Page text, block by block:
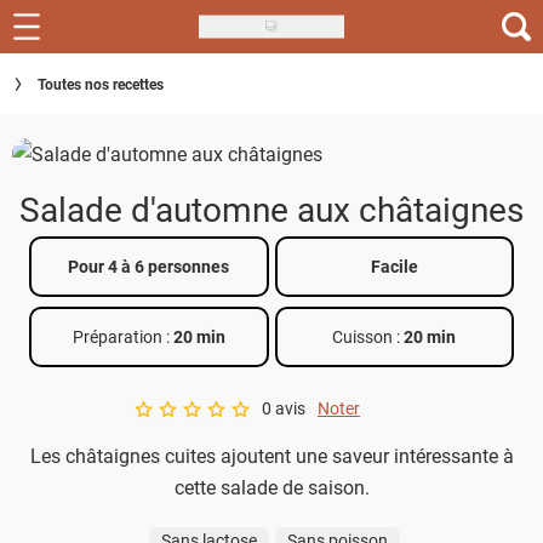
Skip
to
main
Recettes
Inspirations
Menu de la semaine
Actus
Téléchargez l'app Saveurs Recettes
Guide d'achat
Toutes nos recettes
Salade d'automne aux châtaignes
Pour 4 à 6 personnes Facile
Préparation :20 min Cuisson :20 min
A star rating of 0 out of 5.
0 avis Noter
Les châtaignes cuites ajoutent une saveur intéressante à
cette salade de saison.